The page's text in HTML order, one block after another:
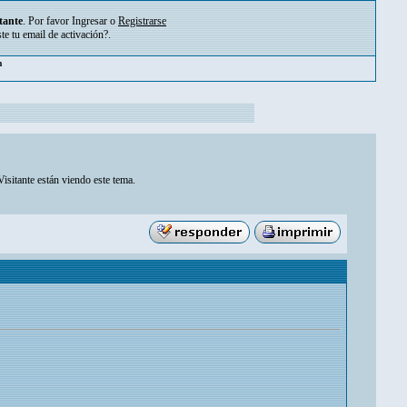
. Por favor Ingresar o Registrarse
tu email de activación?.
están viendo este tema.